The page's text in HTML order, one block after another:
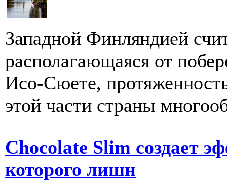
Западной Финляндией
располагающаяся от
Исо-Сюете,
этой части страны
Chocolate Slim создает
которого лишн